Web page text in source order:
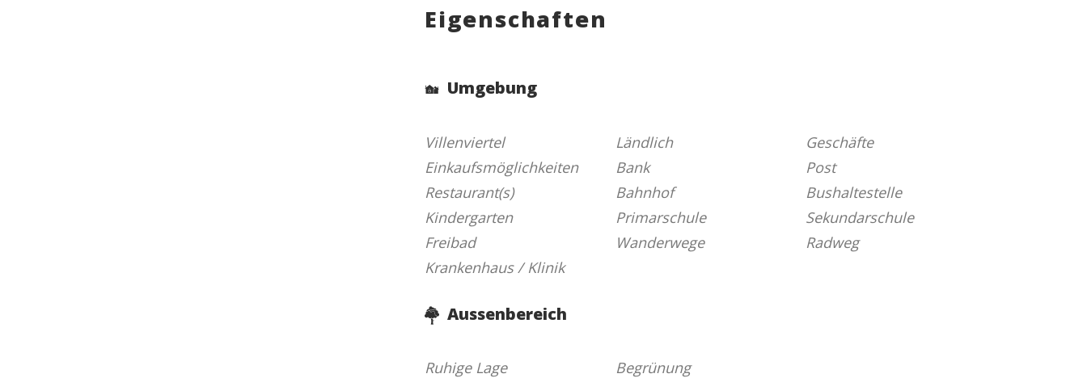
Eigenschaften
Umgebung
Villenviertel Ländlich
Geschäfte
Einkaufsmöglichkeiten
Bank
Post
Restaurant(s)
Bahnhof
Bushaltestelle
Kindergarten
Primarschule
Sekundarschule
Freibad
Wanderwege
Radweg
Krankenhaus / Klinik
Aussenbereich
Ruhige Lage Begrünung